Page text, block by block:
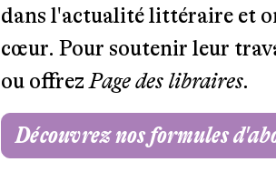
dans l'actualité littéraire et
cœur. Pour soutenir leur
ou offrezPage des libraires.
Découvrez nos formules